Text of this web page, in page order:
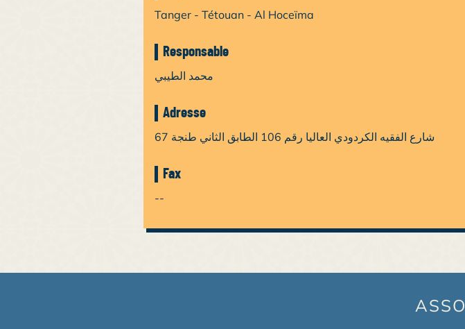
Tanger - Tétouan - Al Hoceïma
Responsable
محمد الطيبي
Adresse
67 شارع الفقيه الكردودي العاليا رقم 106 الطابق الثاني طنجة
Fax
--
ASSO